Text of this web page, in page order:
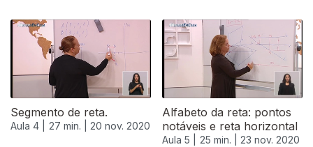
Segmento de reta.
Aula 4 | 27 min. | 20 nov. 2020
Alfabeto da reta: pontos
notáveis e reta horizontal
Aula 5 | 25 min. | 23 nov. 2020